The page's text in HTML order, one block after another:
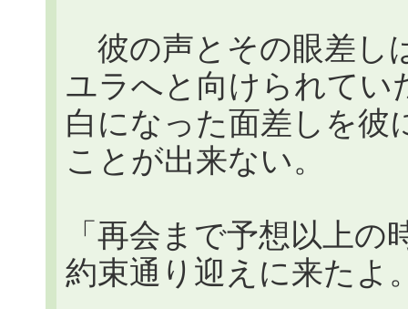
彼の声とその眼差し
ユラへと向けられてい
白になった面差しを彼
ことが出来ない。
「再会まで予想以上
約束通り迎えに来たよ